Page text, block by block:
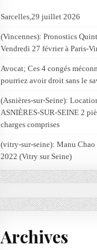
Sarcelles,29 juillet 2026
(Vincennes): Pronostics
Vendredi 27 février à Paris-
Avocat; Ces 4 congés
pourriez avoir droit sans le
(Asnières-sur-Seine):
ASNIÈRES-SUR-SEINE 2
charges comprises
(vitry-sur-seine): Manu
2022 (Vitry sur Seine)
Archives